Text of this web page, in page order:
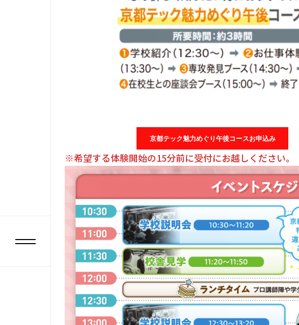
京都テック魅力めぐり午後コースお申込み
※希望する体験開始の15分前に受付にお越しください。